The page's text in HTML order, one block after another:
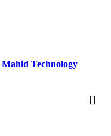
Mahid Technology